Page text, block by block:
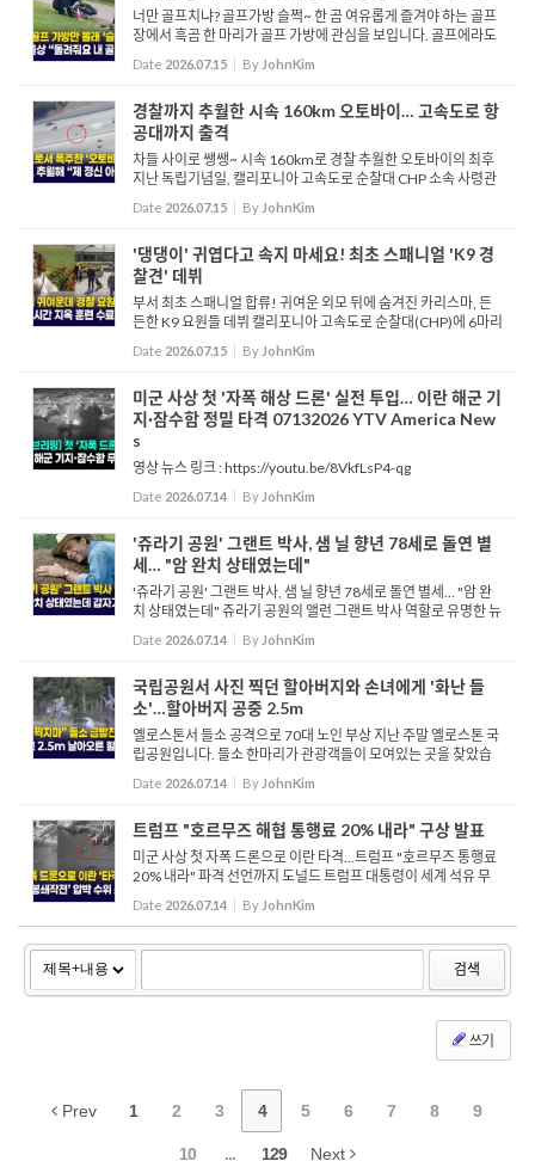
너만 골프치냐? 골프가방 슬쩍~ 한 곰 여유롭게 즐겨야 하는 골프
장에서 흑곰 한 마리가 골프 가방에 관심을 보입니다. 골프에라도
관심이 있는 걸까 하던 그때, 곰은 그대로 가방을 골프 카트에서 끌
어냅니다. 곰은 조금 냄새를 맡더니...
Date 2026.07.15 By JohnKim
경찰까지 추월한 시속 160km 오토바이… 고속도로 항
공대까지 출격
차들 사이로 쌩쌩~ 시속 160km로 경찰 추월한 오토바이의 최후
지난 독립기념일, 캘리포니아 고속도로 순찰대 CHP 소속 사령관
을 시속 100마일이 넘는 속도로 추월한 오토바이 영상이 공개됐
습니다. CHP는 항공대가 지상 순찰대...
Date 2026.07.15 By JohnKim
'댕댕이' 귀엽다고 속지 마세요! 최초 스패니얼 'K9 경
찰견' 데뷔
부서 최초 스패니얼 합류! 귀여운 외모 뒤에 숨겨진 카리스마, 든
든한 K9 요원들 데뷔 캘리포니아 고속도로 순찰대(CHP)에 6마리
의 신규 경찰견이 취임 선서를 마치고 공식적으로 합류했습니다.
경찰견들은 웨스트 새크라멘토에서 열...
Date 2026.07.15 By JohnKim
미군 사상 첫 '자폭 해상 드론' 실전 투입… 이란 해군 기
지·잠수함 정밀 타격 07132026 YTV America New
s
영상 뉴스 링크 : https://youtu.be/8VkfLsP4-qg
Date 2026.07.14 By JohnKim
'쥬라기 공원' 그랜트 박사, 샘 닐 향년 78세로 돌연 별
세… "암 완치 상태였는데"
'쥬라기 공원' 그랜트 박사, 샘 닐 향년 78세로 돌연 별세… "암 완
치 상태였는데" 쥬라기 공원의 앨런 그랜트 박사 역할로 유명한 뉴
질랜드 배우, 샘 닐이 향년 78세로 세상을 떠났습니다. 샘 닐의 공
식 소셜미디어 계정에 따르면 샘 닐이 현지...
Date 2026.07.14 By JohnKim
국립공원서 사진 찍던 할아버지와 손녀에게 '화난 들
소'…할아버지 공중 2.5m
옐로스톤서 들소 공격으로 70대 노인 부상 지난 주말 옐로스톤 국
립공원입니다. 들소 한마리가 관광객들이 모여있는 곳을 찾았습
니다. 이때 이곳을 지나치던 할아버지와 손녀가 들소를 발견하고
전화기에 담기위해 사진 촬영을 시도합니다. 할...
Date 2026.07.14 By JohnKim
트럼프 "호르무즈 해협 통행료 20% 내라" 구상 발표
미군 사상 첫 자폭 드론으로 이란 타격...트럼프 "호르무즈 통행료
20% 내라" 파격 선언까지 도널드 트럼프 대통령이 세계 석유 무
역의 핵심 통로인 호르무즈 해협을 미국이 사실상 관할하며 통행
료를 부과하겠다는 파격적인 구상을 밝혔습니다. 온라인 게시물...
Date 2026.07.14 By JohnKim
검색
쓰기
Prev 1 2 3 4 5 6 7 8 9
10 ... 129 Next